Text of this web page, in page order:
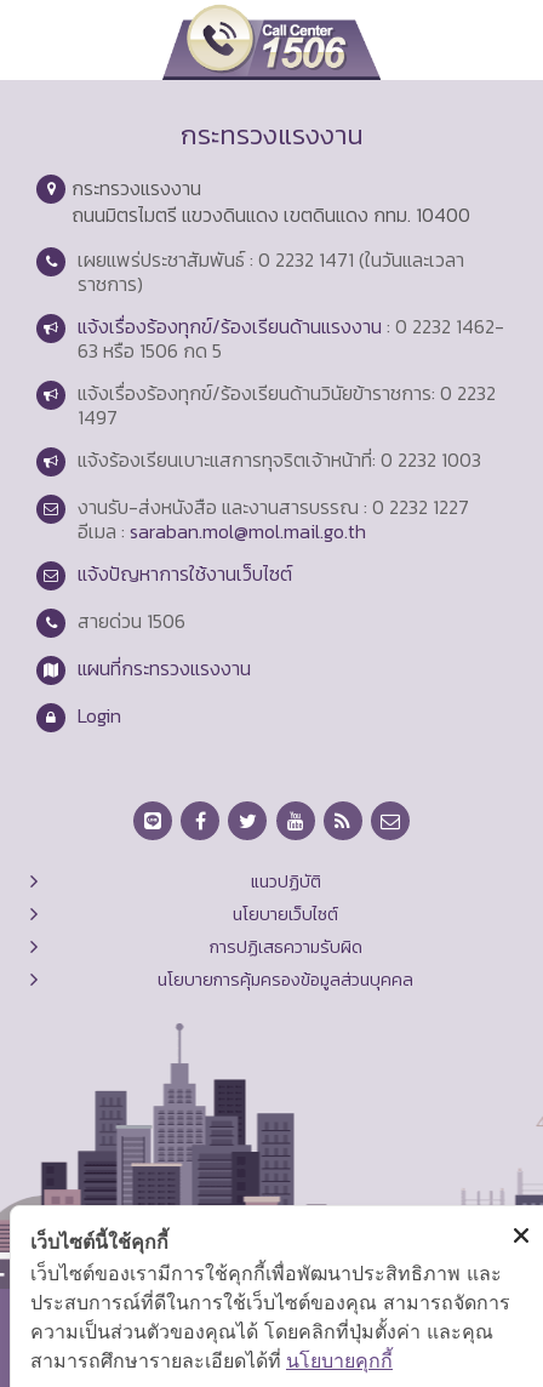
กระทรวงแรงงาน
กระทรวงแรงงาน
ถนนมิตรไมตรี แขวงดินแดง เขตดินแดง กทม. 10400
เผยแพร่ประชาสัมพันธ์ : 0 2232 1471 (ในวันและเวลา
ราชการ)
แจ้งเรื่องร้องทุกข์/ร้องเรียนด้านแรงงาน : 0 2232 1462-
63 หรือ 1506 กด 5
แจ้งเรื่องร้องทุกข์/ร้องเรียนด้านวินัยข้าราชการ: 0 2232
1497
แจ้งร้องเรียนเบาะแสการทุจริตเจ้าหน้าที่: 0 2232 1003
งานรับ-ส่งหนังสือ และงานสารบรรณ : 0 2232 1227
อีเมล : saraban.mol@mol.mail.go.th
แจ้งปัญหาการใช้งานเว็บไซต์
สายด่วน 1506
แผนที่กระทรวงแรงงาน
Login
แนวปฏิบัติ
นโยบายเว็บไซต์
การปฏิเสธความรับผิด
นโยบายการคุ้มครองข้อมูลส่วนบุคคล
สงวนลิขสิทธิ์ © 2569 กระทรวงแรงงาน
แผนผังเว็บไซต์| คำถามที่พบบ่อย
เว็บไซต์นี้ใช้คุกกี้
เว็บไซต์ของเรามีการใช้คุกกี้เพื่อพัฒนาประสิทธิภาพ และ
ประสบการณ์ที่ดีในการใช้เว็บไซต์ของคุณ สามารถจัดการ
ความเป็นส่วนตัวของคุณได้ โดยคลิกที่ปุ่มตั้งค่า และคุณ
สามารถศึกษารายละเอียดได้ที่ นโยบายคุกกี้